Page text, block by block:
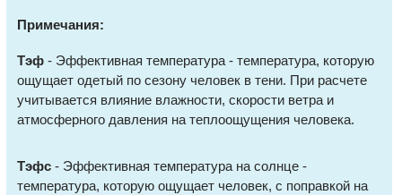
Примечания:
Тэф - Эффективная температура - температура, которую
ощущает одетый по сезону человек в тени. При расчете
учитывается влияние влажности, скорости ветра и
атмосферного давления на теплоощущения человека.
Тэфс - Эффективная температура на солнце -
температура, которую ощущает человек, с поправкой на